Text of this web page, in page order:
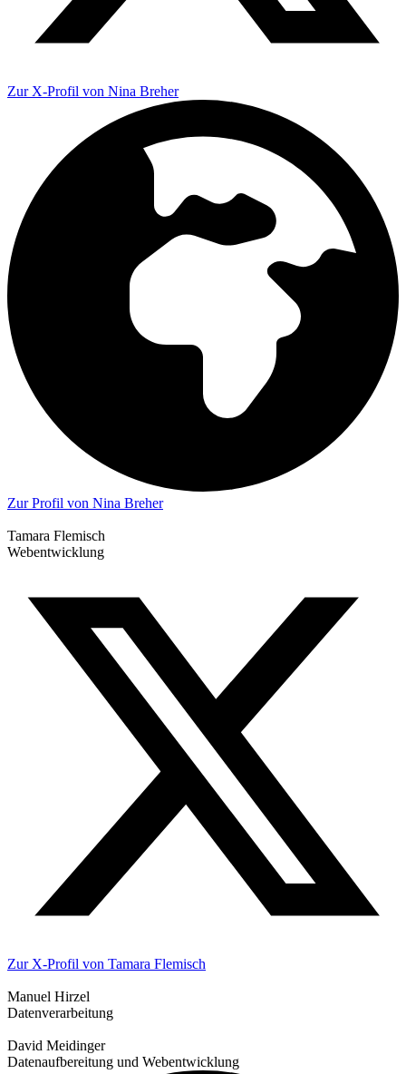
Zur X-Profil von Nina Breher
Zur Profil von Nina Breher
Tamara Flemisch
Webentwicklung
Zur X-Profil von Tamara Flemisch
Manuel Hirzel
Datenverarbeitung
David Meidinger
Datenaufbereitung und Webentwicklung